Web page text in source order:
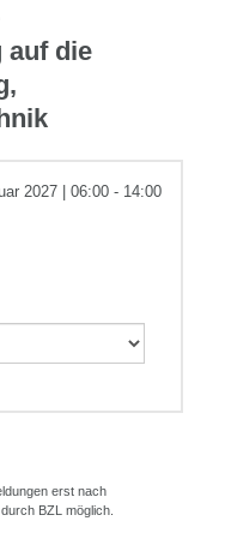
auf die
2027 | 06:00 - 14:00
erst nach
BZL möglich.